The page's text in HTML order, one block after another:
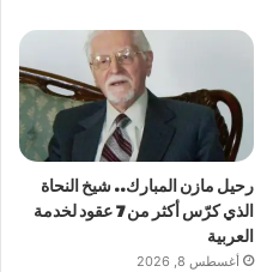
رحيل مازن المبارك.. شيخ النحاة
الذي كرّس أكثر من 7 عقود لخدمة
العربية
أغسطس 8, 2026